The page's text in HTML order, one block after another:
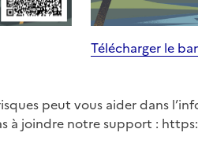
Télécharger le
peut vous aider dans
à joindre notre support :